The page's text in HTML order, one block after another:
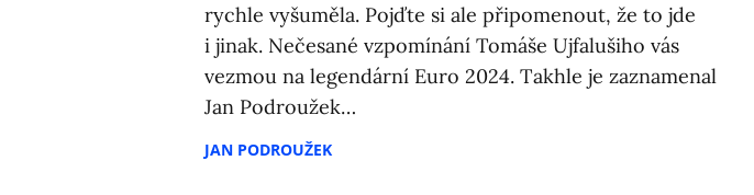
rychle vyšuměla. Pojďte si ale připomenout, že to jde
i jinak. Nečesané vzpomínání Tomáše Ujfalušiho vás
vezmou na legendární Euro 2024. Takhle je zaznamenal
Jan Podroužek…
JAN PODROUŽEK